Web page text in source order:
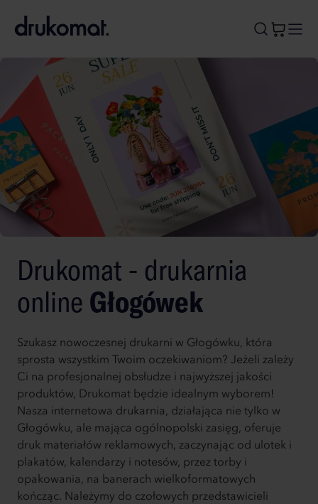
A
Drukomat - drukarnia
online Głogówek
Szukasz nowoczesnej drukarni w Głogówku, która
sprosta wszystkim Twoim oczekiwaniom? Jeżeli zależy
Ci na profesjonalnej obsłudze i najwyższej jakości
produktów, Drukomat będzie idealnym wyborem!
Nasza internetowa drukarnia, działająca nie tylko w
Głogówku, ale mająca ogólnopolski zasięg, oferuje
druk materiałów reklamowych, zaczynając od ulotek i
plakatów, kalendarzy i notesów, przez torby i
opakowania, na banerach wielkoformatowych
kończąc. Należymy do czołowych przedstawicieli